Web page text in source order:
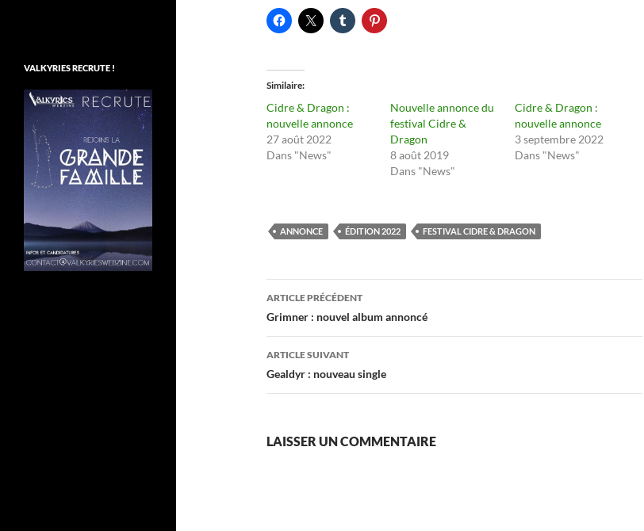
Similaire
Cidre & Dragon :
nouvelle annonce
27 août 2022
Dans "News"
Nouvelle annonce du
festival Cidre &
Dragon
8 août 2019
Dans "News"
Cidre & Dragon :
nouvelle annonce
3 septembre 2022
Dans "News"
ANNONCE ÉDITION 2022 FESTIVAL CIDRE & DRAGON
Navigation
des
articles
ARTICLE PRÉCÉDENT
Grimner : nouvel album annoncé
ARTICLE SUIVANT
Gealdyr : nouveau single
LAISSER UN COMMENTAIRE
VALKYRIES RECRUTE !